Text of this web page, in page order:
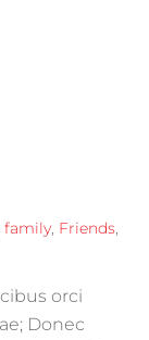
family, Friends,
orci
Donec